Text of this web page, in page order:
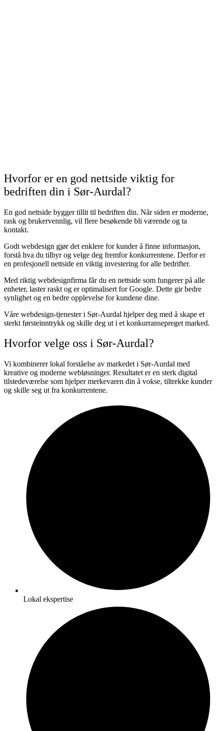
Hvorfor er en god nettside viktig for
bedriften din i Sør-Aurdal?
En god nettside bygger tillit til bedriften din. Når siden er moderne,
rask og brukervennlig, vil flere besøkende bli værende og ta
kontakt.
Godt webdesign gjør det enklere for kunder å finne informasjon,
forstå hva du tilbyr og velge deg fremfor konkurrentene. Derfor er
en profesjonell nettside en viktig investering for alle bedrifter.
Med riktig webdesignfirma får du en nettside som fungerer på alle
enheter, laster raskt og er optimalisert for Google. Dette gir bedre
synlighet og en bedre opplevelse for kundene dine.
Våre webdesign-tjenester i Sør-Aurdal hjelper deg med å skape et
sterkt førsteinntrykk og skille deg ut i et konkurransepreget marked.
Hvorfor velge oss i Sør-Aurdal?
Vi kombinerer lokal forståelse av markedet i Sør-Aurdal med
kreative og moderne webløsninger. Resultatet er en sterk digital
tilstedeværelse som hjelper merkevaren din å vokse, tiltrekke kunder
og skille seg ut fra konkurrentene.
Lokal ekspertise